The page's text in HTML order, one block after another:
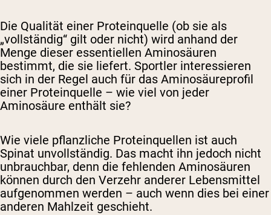
Die Qualität einer Proteinquelle (ob sie als
„vollständig“ gilt oder nicht) wird anhand der
Menge dieser essentiellen Aminosäuren
bestimmt, die sie liefert. Sportler interessieren
sich in der Regel auch für das Aminosäureprofil
einer Proteinquelle – wie viel von jeder
Aminosäure enthält sie?
Wie viele pflanzliche Proteinquellen ist auch
Spinat unvollständig. Das macht ihn jedoch nicht
unbrauchbar, denn die fehlenden Aminosäuren
können durch den Verzehr anderer Lebensmittel
aufgenommen werden – auch wenn dies bei einer
anderen Mahlzeit geschieht.